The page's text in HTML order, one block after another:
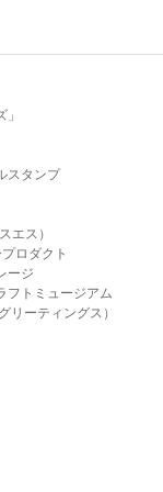
スタンプ
エス）
ロダクト
ージ
フトミュージアム
リーティングス）